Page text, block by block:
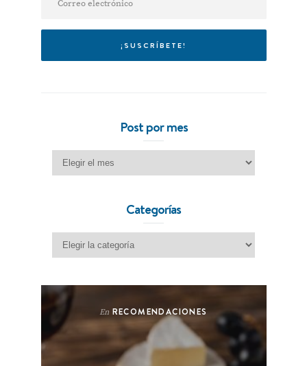
Post por mes
Post por mes
Categorías
Categorías
En RECOMENDACIONES